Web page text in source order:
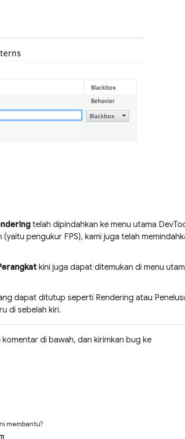
telah dipindahkan ke menu utama
pengukur FPS), kami juga telah
kini juga dapat ditemukan di menu
dapat ditutup seperti Rendering atau
di sebelah kiri.
komentar di bawah, dan kirimkan bug ke
membantu?